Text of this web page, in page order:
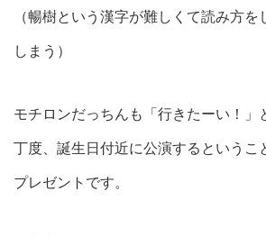
（暢樹という漢字が難しくて読み方を
しまう）
モチロンだっちんも「行きたーい！」
丁度、誕生日付近に公演するというこ
プレゼントです。